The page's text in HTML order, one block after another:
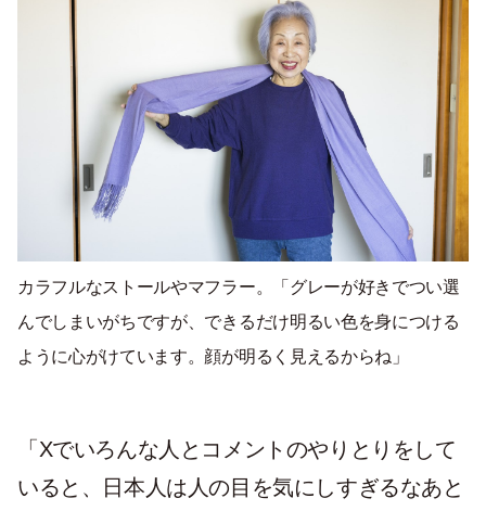
カラフルなストールやマフラー。「グレーが好きでつい選
んでしまいがちですが、できるだけ明るい色を身につける
ように心がけています。顔が明るく見えるからね」
「Xでいろんな人とコメントのやりとりをして
いると、日本人は人の目を気にしすぎるなあと